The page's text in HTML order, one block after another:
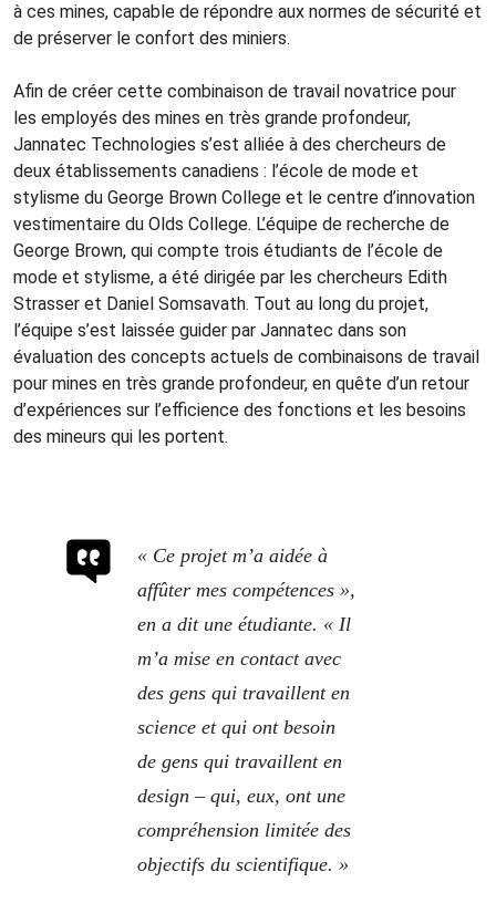
à ces mines, capable de répondre aux normes de sécurité et
de préserver le confort des miniers.
Afin de créer cette combinaison de travail novatrice pour
les employés des mines en très grande profondeur,
Jannatec Technologies s’est alliée à des chercheurs de
deux établissements canadiens : l’école de mode et
stylisme du George Brown College et le centre d’innovation
vestimentaire du Olds College. L’équipe de recherche de
George Brown, qui compte trois étudiants de l’école de
mode et stylisme, a été dirigée par les chercheurs Edith
Strasser et Daniel Somsavath. Tout au long du projet,
l’équipe s’est laissée guider par Jannatec dans son
évaluation des concepts actuels de combinaisons de travail
pour mines en très grande profondeur, en quête d’un retour
d’expériences sur l’efficience des fonctions et les besoins
des mineurs qui les portent.
« Ce projet m’a aidée à
affûter mes compétences »,
en a dit une étudiante. « Il
m’a mise en contact avec
des gens qui travaillent en
science et qui ont besoin
de gens qui travaillent en
design – qui, eux, ont une
compréhension limitée des
objectifs du scientifique. »